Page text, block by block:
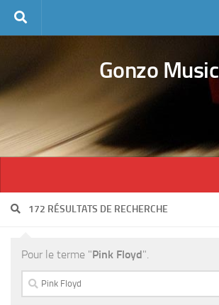
Skip to content
Gonzo Music
172 RÉSULTATS DE RECHERCHE
Pour le terme "Pink Floyd".
Rechercher :